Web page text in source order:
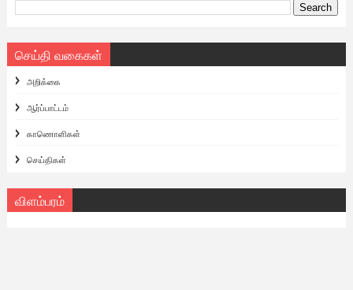
செய்தி வகைகள்
அறிக்கை
ஆர்ப்பாட்டம்
காணொளிகள்
செய்திகள்
விளம்பரம்